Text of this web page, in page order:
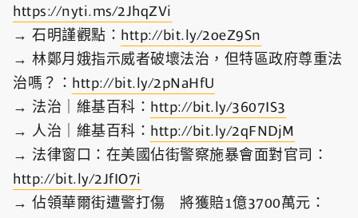
https://nyti.ms/2JhqZVi
→ 石明謹觀點： http://bit.ly/2oeZ9Sn
→ 林鄭月娥指示威者破壞法治，但特區政府尊重法
治嗎？： http://bit.ly/2pNaHfU
→ 法治｜維基百科： http://bit.ly/3607IS3
→ 人治｜維基百科： http://bit.ly/2qFNDjM
→ 法律窗口：在美國佔街警察施暴會面對官司：
http://bit.ly/2JfIO7i
→ 佔領華爾街遭警打傷 將獲賠1億3700萬元：